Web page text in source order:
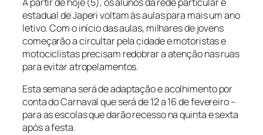
estadual de Japeri voltam às aulas para mais um ano
letivo. Com o início das aulas, milhares de jovens
começarão a circultar pela cidade e motoristas e
motociclistas precisam redobrar a atenção nas ruas
para evitar atropelamentos.
Esta semana será de adaptação e acolhimento por
conta do Carnaval que será de 12 a 16 de fevereiro –
para as escolas que darão recesso na quinta e sexta
após a festa.